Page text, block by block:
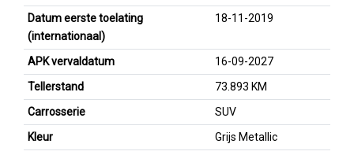
Datum eerste toelating
(internationaal)
18-11-2019
APK vervaldatum
16-09-2027
Tellerstand
73.893 KM
Carrosserie
SUV
Kleur
Grijs Metallic